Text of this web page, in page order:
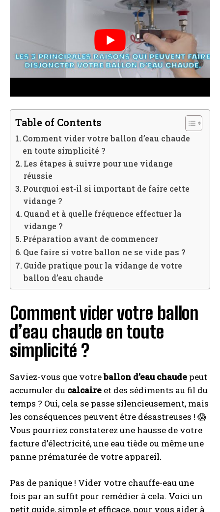
Table of Contents
Comment vider votre ballon d’eau chaude
en toute simplicité ?
Les étapes à suivre pour une vidange
réussie
Pourquoi est-il si important de faire cette
vidange ?
Quand et à quelle fréquence effectuer la
vidange ?
Préparation avant de commencer
Que faire si votre ballon ne se vide pas ?
Guide pratique pour la vidange de votre
ballon d’eau chaude
Comment vider votre ballon
d’eau chaude en toute
simplicité ?
Saviez-vous que votreballon d’eau chaude peut
accumuler du calcaire et des sédiments au fil du
temps ? Oui, cela se passe silencieusement, mais
les conséquences peuvent être désastreuses ! 😱
Vous pourriez constaterez une hausse de votre
facture d’électricité, une eau tiède ou même une
panne prématurée de votre appareil.
Pas de panique ! Vider votre chauffe-eau une
fois par an suffit pour remédier à cela. Voici un
petit guide, simple et efficace, pour vous aider à